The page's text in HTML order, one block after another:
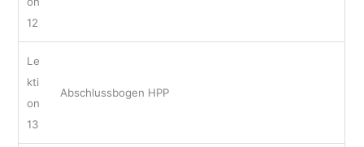
12
Le
kti
on
13
Abschlussbogen HPP